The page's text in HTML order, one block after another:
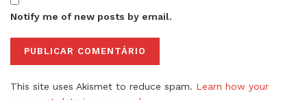
Notify me of new posts by email.
This site uses Akismet to reduce spam. Learn how your